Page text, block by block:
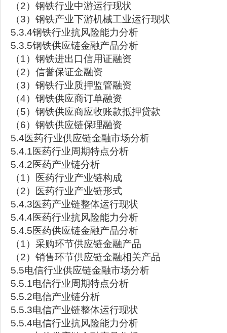
（2）钢铁行业中游运行现状
（3）钢铁产业下游机械工业运行现状
5.3.4钢铁行业抗风险能力分析
5.3.5钢铁供应链金融产品分析
（1）钢铁进出口信用证融资
（2）信誉保证金融资
（3）钢铁行业质押监管融资
（4）钢铁供应商订单融资
（5）钢铁供应商应收账款抵押贷款
（6）钢铁供应链保理融资
5.4医药行业供应链金融市场分析
5.4.1医药行业周期特点分析
5.4.2医药产业链分析
（1）医药行业产业链构成
（2）医药行业产业链形式
5.4.3医药产业链整体运行现状
5.4.4医药行业抗风险能力分析
5.4.5医药供应链金融产品分析
（1）采购环节供应链金融产品
（2）销售环节供应链金融相关产品
5.5电信行业供应链金融市场分析
5.5.1电信行业周期特点分析
5.5.2电信产业链分析
5.5.3电信产业链整体运行现状
5.5.4电信行业抗风险能力分析